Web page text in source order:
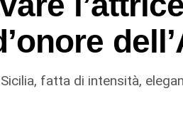
fatta di intensità,